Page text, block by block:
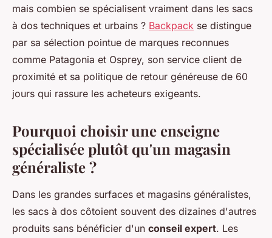
mais combien se spécialisent vraiment dans les sacs
à dos techniques et urbains ? Backpack se distingue
par sa sélection pointue de marques reconnues
comme Patagonia et Osprey, son service client de
proximité et sa politique de retour généreuse de 60
jours qui rassure les acheteurs exigeants.
Pourquoi choisir une enseigne
spécialisée plutôt qu'un magasin
généraliste ?
Dans les grandes surfaces et magasins généralistes,
les sacs à dos côtoient souvent des dizaines d'autres
produits sans bénéficier d'un conseil expert. Les